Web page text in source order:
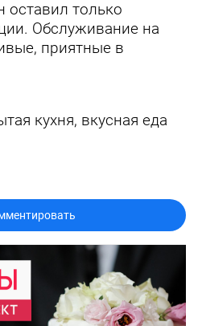
оставил только
Обслуживание на
приятные в
кухня, вкусная еда